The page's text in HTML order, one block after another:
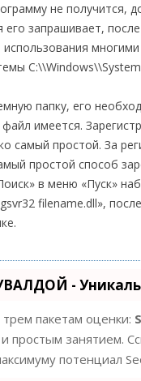
не получится,
запрашивает,
папку, его
имеется.
самый простой. За
простой способ
в меню «Пуск»
filename.dll»,
-
пакетам оценки:
простым занятием.
потенциал